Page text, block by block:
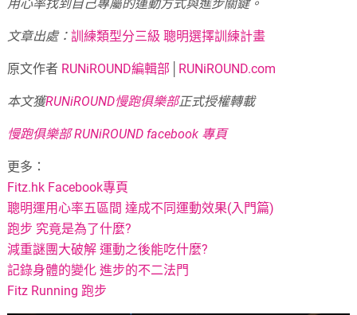
用心率找到自己專屬的運動方式與進步關鍵。
文章出處：訓練類型分三級 聰明選擇訓練計畫
原文作者 RUNiROUND編輯部 RUNiROUND.com
本文獲RUNiROUND慢跑俱樂部正式授權轉載
慢跑俱樂部 RUNiROUND facebook 專頁
更多：
Fitz.hk Facebook專頁
聰明運用心率五區間 達成不同運動效果(入門篇)
跑步 究竟是為了什麼?
減重謎團大破解 運動之後能吃什麼?
記錄身體的變化 進步的不二法門
Fitz Running 跑步